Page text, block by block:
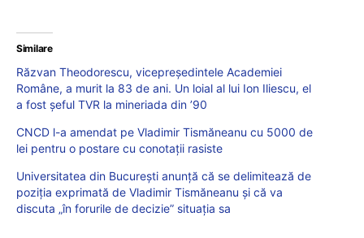
Similare
Răzvan Theodorescu, vicepreședintele Academiei
Române, a murit la 83 de ani. Un loial al lui Ion Iliescu, el
a fost șeful TVR la mineriada din ’90
CNCD l-a amendat pe Vladimir Tismăneanu cu 5000 de
lei pentru o postare cu conotații rasiste
Universitatea din București anunță că se delimitează de
poziția exprimată de Vladimir Tismăneanu și că va
discuta „în forurile de decizie” situația sa